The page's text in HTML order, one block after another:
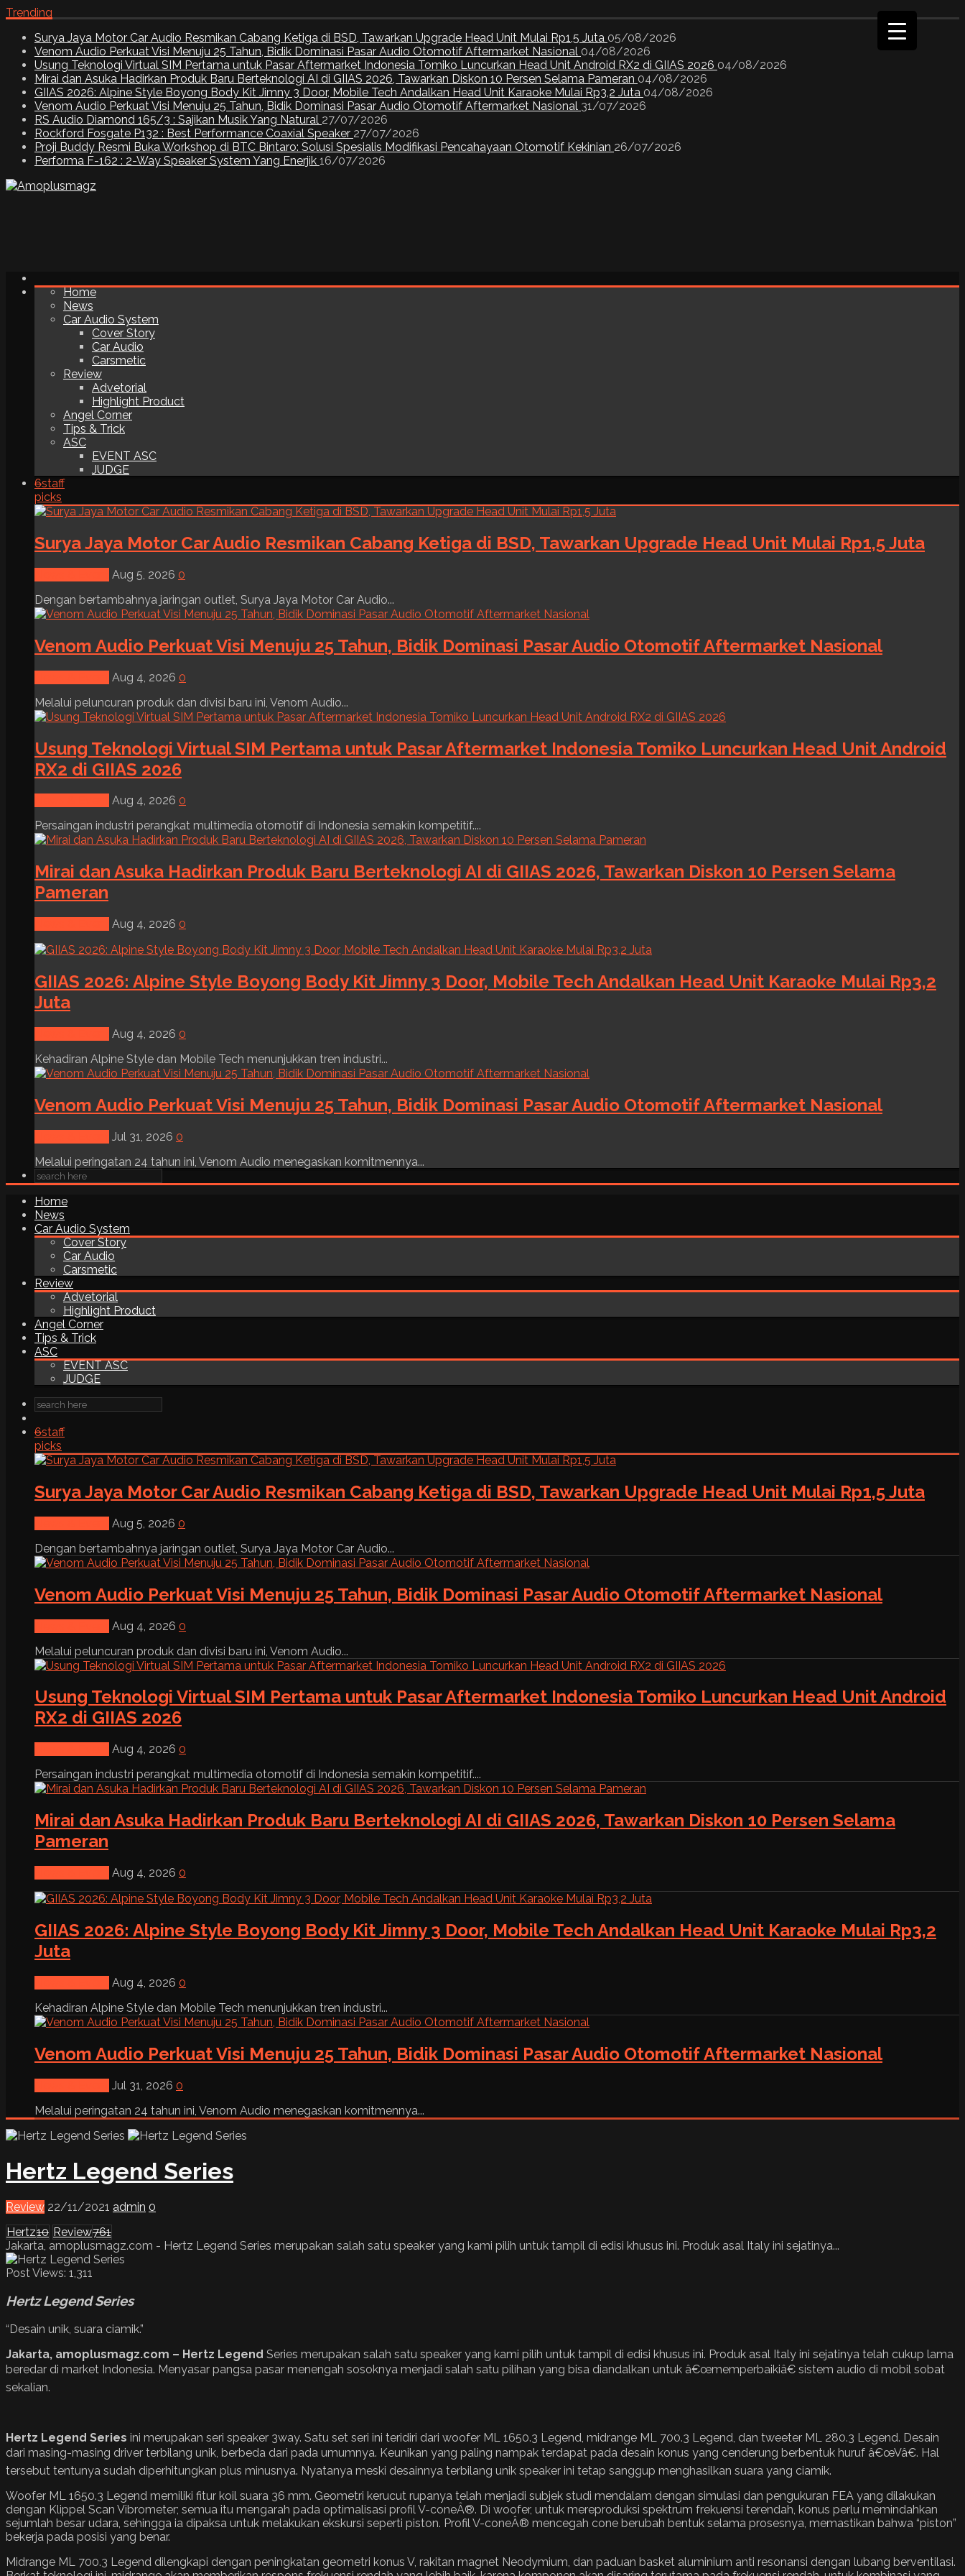
Trending
Surya Jaya Motor Car Audio Resmikan Cabang Ketiga di BSD, Tawarkan Upgrade Head Unit Mulai Rp1,5 Juta 05/08/2026
Venom Audio Perkuat Visi Menuju 25 Tahun, Bidik Dominasi Pasar Audio Otomotif Aftermarket Nasional 04/08/2026
Usung Teknologi Virtual SIM Pertama untuk Pasar Aftermarket Indonesia Tomiko Luncurkan Head Unit Android RX2 di GIIAS 2026 04/08/2026
Mirai dan Asuka Hadirkan Produk Baru Berteknologi AI di GIIAS 2026, Tawarkan Diskon 10 Persen Selama Pameran 04/08/2026
GIIAS 2026: Alpine Style Boyong Body Kit Jimny 3 Door, Mobile Tech Andalkan Head Unit Karaoke Mulai Rp3,2 Juta 04/08/2026
Venom Audio Perkuat Visi Menuju 25 Tahun, Bidik Dominasi Pasar Audio Otomotif Aftermarket Nasional 31/07/2026
RS Audio Diamond 165/3 : Sajikan Musik Yang Natural 27/07/2026
Rockford Fosgate P132 : Best Performance Coaxial Speaker 27/07/2026
Proji Buddy Resmi Buka Workshop di BTC Bintaro: Solusi Spesialis Modifikasi Pencahayaan Otomotif Kekinian 26/07/2026
Performa F-162 : 2-Way Speaker System Yang Enerjik 16/07/2026
Home
News
Car Audio System
Cover Story
Car Audio
Carsmetic
Review
Advetorial
Highlight Product
Angel Corner
Tips & Trick
ASC
EVENT ASC
JUDGE
6staff
picks
Surya Jaya Motor Car Audio Resmikan Cabang Ketiga di BSD, Tawarkan Upgrade Head Unit Mulai Rp1,5 Juta
Aug 5, 2026 0
Dengan bertambahnya jaringan outlet, Surya Jaya Motor Car Audio...
Venom Audio Perkuat Visi Menuju 25 Tahun, Bidik Dominasi Pasar Audio Otomotif Aftermarket Nasional
Aug 4, 2026 0
Melalui peluncuran produk dan divisi baru ini, Venom Audio...
Usung Teknologi Virtual SIM Pertama untuk Pasar Aftermarket Indonesia Tomiko Luncurkan Head Unit Android
RX2 di GIIAS 2026
Aug 4, 2026 0
Persaingan industri perangkat multimedia otomotif di Indonesia semakin kompetitif....
Mirai dan Asuka Hadirkan Produk Baru Berteknologi AI di GIIAS 2026, Tawarkan Diskon 10 Persen Selama
Pameran
Aug 4, 2026 0
GIIAS 2026: Alpine Style Boyong Body Kit Jimny 3 Door, Mobile Tech Andalkan Head Unit Karaoke Mulai Rp3,2
Juta
Aug 4, 2026 0
Kehadiran Alpine Style dan Mobile Tech menunjukkan tren industri...
Venom Audio Perkuat Visi Menuju 25 Tahun, Bidik Dominasi Pasar Audio Otomotif Aftermarket Nasional
Jul 31, 2026 0
Melalui peringatan 24 tahun ini, Venom Audio menegaskan komitmennya...
Home
News
Car Audio System
Cover Story
Car Audio
Carsmetic
Review
Advetorial
Highlight Product
Angel Corner
Tips & Trick
ASC
EVENT ASC
JUDGE
6staff
picks
Surya Jaya Motor Car Audio Resmikan Cabang Ketiga di BSD, Tawarkan Upgrade Head Unit Mulai Rp1,5 Juta
Aug 5, 2026 0
Dengan bertambahnya jaringan outlet, Surya Jaya Motor Car Audio...
Venom Audio Perkuat Visi Menuju 25 Tahun, Bidik Dominasi Pasar Audio Otomotif Aftermarket Nasional
Aug 4, 2026 0
Melalui peluncuran produk dan divisi baru ini, Venom Audio...
Usung Teknologi Virtual SIM Pertama untuk Pasar Aftermarket Indonesia Tomiko Luncurkan Head Unit Android
RX2 di GIIAS 2026
Aug 4, 2026 0
Persaingan industri perangkat multimedia otomotif di Indonesia semakin kompetitif....
Mirai dan Asuka Hadirkan Produk Baru Berteknologi AI di GIIAS 2026, Tawarkan Diskon 10 Persen Selama
Pameran
Aug 4, 2026 0
GIIAS 2026: Alpine Style Boyong Body Kit Jimny 3 Door, Mobile Tech Andalkan Head Unit Karaoke Mulai Rp3,2
Juta
Aug 4, 2026 0
Kehadiran Alpine Style dan Mobile Tech menunjukkan tren industri...
Venom Audio Perkuat Visi Menuju 25 Tahun, Bidik Dominasi Pasar Audio Otomotif Aftermarket Nasional
Jul 31, 2026 0
Melalui peringatan 24 tahun ini, Venom Audio menegaskan komitmennya...
Hertz Legend Series
Review 22/11/2021 admin 0
Hertz10 Review761
Jakarta, amoplusmagz.com - Hertz Legend Series merupakan salah satu speaker yang kami pilih untuk tampil di edisi khusus ini. Produk asal Italy ini sejatinya...
Post Views: 1,311
Hertz Legend Series
“Desain unik, suara ciamik.”
Jakarta, amoplusmagz.com – Hertz Legend Series merupakan salah satu speaker yang kami pilih untuk tampil di edisi khusus ini. Produk asal Italy ini sejatinya telah cukup lama
beredar di market Indonesia. Menyasar pangsa pasar menengah sosoknya menjadi salah satu pilihan yang bisa diandalkan untuk â€œmemperbaikiâ€ sistem audio di mobil sobat
sekalian.
Hertz Legend Series ini merupakan seri speaker 3way. Satu set seri ini teridiri dari woofer ML 1650.3 Legend, midrange ML 700.3 Legend, dan tweeter ML 280.3 Legend. Desain
dari masing-masing driver terbilang unik, berbeda dari pada umumnya. Keunikan yang paling nampak terdapat pada desain konus yang cenderung berbentuk huruf â€œVâ€. Hal
tersebut tentunya sudah diperhitungkan plus minusnya. Nyatanya meski desainnya terbilang unik speaker ini tetap sanggup menghasilkan suara yang ciamik.
Woofer ML 1650.3 Legend memiliki fitur koil suara 36 mm. Geometri kerucut rupanya telah menjadi subjek studi mendalam dengan simulasi dan pengukuran FEA yang dilakukan
dengan Klippel Scan Vibrometer; semua itu mengarah pada optimalisasi profil V-coneÂ®. Di woofer, untuk mereproduksi spektrum frekuensi terendah, konus perlu memindahkan
sejumlah besar udara, sehingga ia dipaksa untuk melakukan ekskursi seperti piston. Profil V-coneÂ® mencegah cone berubah bentuk selama prosesnya, memastikan bahwa “piston”
bekerja pada posisi yang benar.
Midrange ML 700.3 Legend dilengkapi dengan peningkatan geometri konus V, rakitan magnet Neodymium, dan paduan basket aluminium anti resonansi dengan lubang berventilasi.